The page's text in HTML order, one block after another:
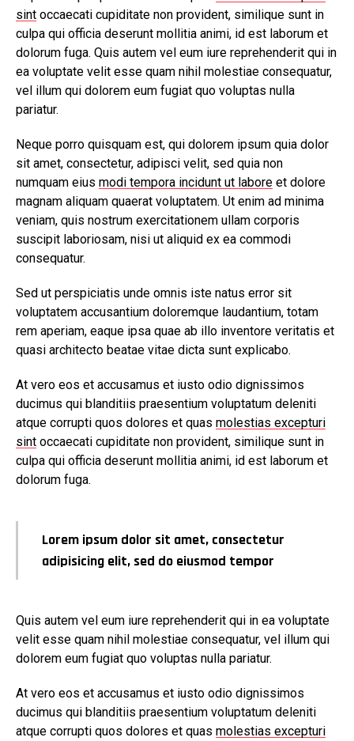
sint occaecati cupiditate non provident, similique sunt in
culpa qui officia deserunt mollitia animi, id est laborum et
dolorum fuga. Quis autem vel eum iure reprehenderit qui in
ea voluptate velit esse quam nihil molestiae consequatur,
vel illum qui dolorem eum fugiat quo voluptas nulla
pariatur.
Neque porro quisquam est, qui dolorem ipsum quia dolor
sit amet, consectetur, adipisci velit, sed quia non
numquam eius modi tempora incidunt ut labore et dolore
magnam aliquam quaerat voluptatem. Ut enim ad minima
veniam, quis nostrum exercitationem ullam corporis
suscipit laboriosam, nisi ut aliquid ex ea commodi
consequatur.
Sed ut perspiciatis unde omnis iste natus error sit
voluptatem accusantium doloremque laudantium, totam
rem aperiam, eaque ipsa quae ab illo inventore veritatis et
quasi architecto beatae vitae dicta sunt explicabo.
At vero eos et accusamus et iusto odio dignissimos
ducimus qui blanditiis praesentium voluptatum deleniti
atque corrupti quos dolores et quas molestias excepturi
sint occaecati cupiditate non provident, similique sunt in
culpa qui officia deserunt mollitia animi, id est laborum et
dolorum fuga.
Lorem ipsum dolor sit amet, consectetur
adipisicing elit, sed do eiusmod tempor
Quis autem vel eum iure reprehenderit qui in ea voluptate
velit esse quam nihil molestiae consequatur, vel illum qui
dolorem eum fugiat quo voluptas nulla pariatur.
At vero eos et accusamus et iusto odio dignissimos
ducimus qui blanditiis praesentium voluptatum deleniti
atque corrupti quos dolores et quas molestias excepturi